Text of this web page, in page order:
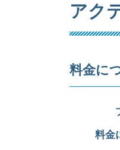
アク
料金に
料金